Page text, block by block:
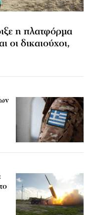
η πλατφόρμα
οι δικαιούχοι,